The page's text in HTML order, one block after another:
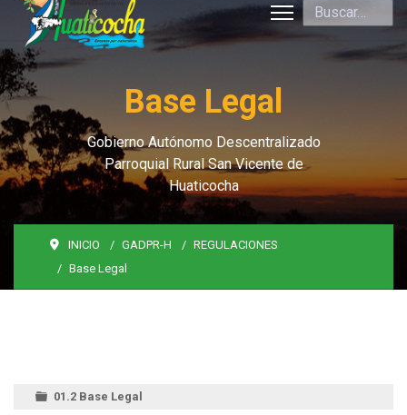
Buscar
Base Legal
Gobierno Autónomo Descentralizado
Parroquial Rural San Vicente de
Huaticocha
INICIO GADPR-H
REGULACIONES
Base Legal
01.2 Base Legal